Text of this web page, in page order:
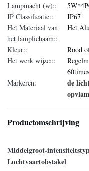
Lampmacht (w)::
IP Classificatie::
IP67
Het Materiaal van
het lamplichaam::
Het
Kleur::
Rood
Het werk wijze:::
Markeren:
de
Productomschrijving
Middelgroot-
Luchtvaartobstakel